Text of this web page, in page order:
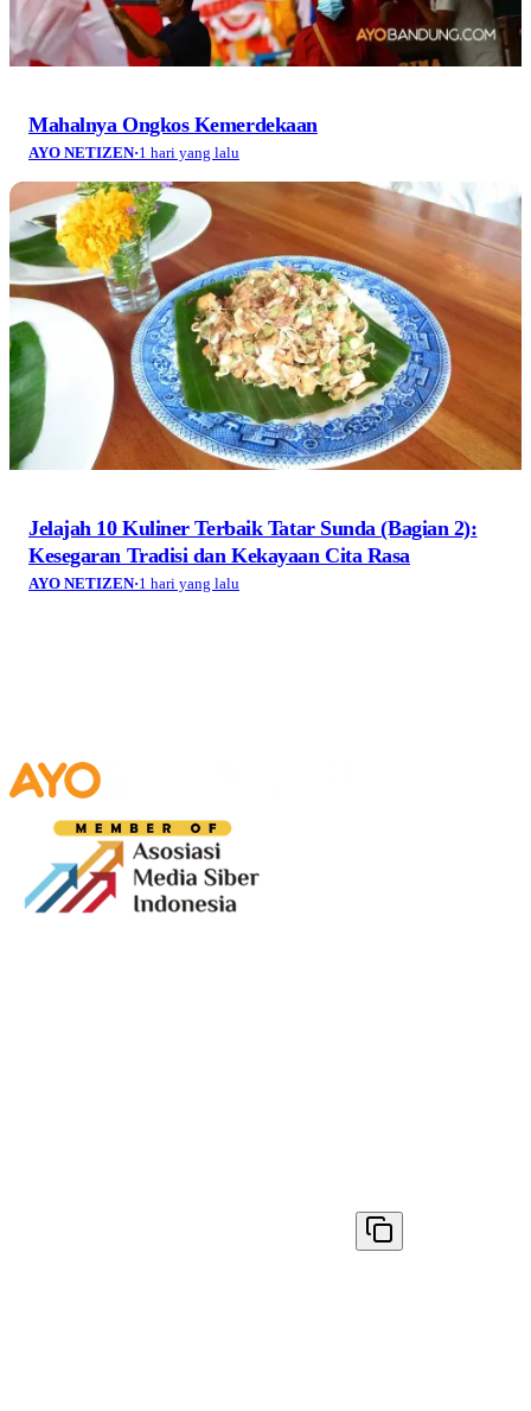
Mahalnya Ongkos Kemerdekaan
AYO NETIZEN·1 hari yang lalu
Jelajah 10 Kuliner Terbaik Tatar Sunda (Bagian 2):
Kesegaran Tradisi dan Kekayaan Cita Rasa
AYO NETIZEN·1 hari yang lalu